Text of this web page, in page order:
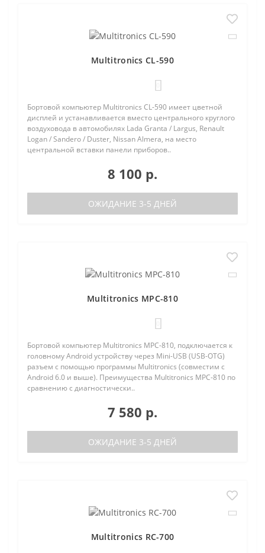
Multitronics CL-590
Бортовой компьютер Multitronics CL-590 имеет цветной
дисплей и устанавливается вместо центрального круглого
воздуховода в автомобилях Lada Granta / Largus, Renault
Logan / Sandero / Duster, Nissan Almera, на место
центральной вставки панели приборов..
8 100 р.
ОЖИДАНИЕ 3-5 ДНЕЙ
Multitronics MPC-810
Бортовой компьютер Multitronics MPC-810, подключается к
головному Android устройству через Mini-USB (USB-OTG)
разъем с помощью программы Multitronics (совместим с
Android 6.0 и выше). Преимущества Multitronics MPC-810 по
сравнению с диагностически..
7 580 р.
ОЖИДАНИЕ 3-5 ДНЕЙ
Multitronics RC-700